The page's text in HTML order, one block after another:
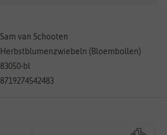
Sam van Schooten
Herbstblumenzwiebeln (Bloembollen)
83050-bl
8719274542483